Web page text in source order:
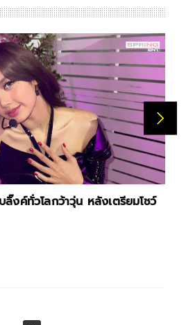
ลิ๊งค์ทั่วโลกว้าวุ่น หลังเตรียมโชว์